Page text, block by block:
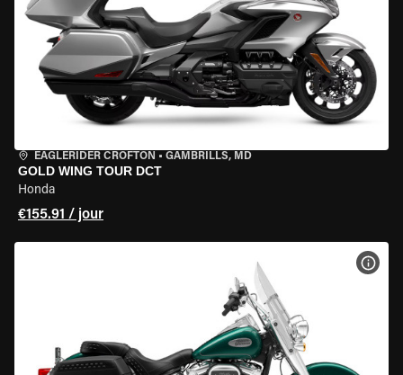
EAGLERIDER CROFTON • GAMBRILLS, MD
GOLD WING TOUR DCT
Honda
€155.91 / jour